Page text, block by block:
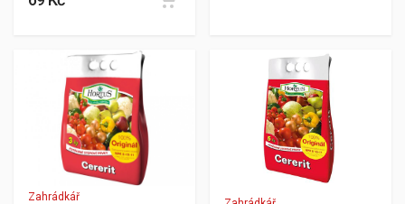
Zahrádkář